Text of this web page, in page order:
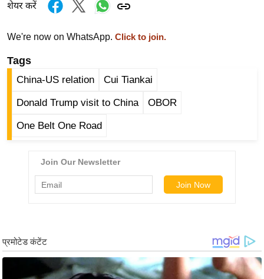
य
यं
ग
डि
या
ऑ
टो
शेयर करें
We're now on WhatsApp. Click to join.
Tags
China-US relation Cui Tiankai
Donald Trump visit to China OBOR
One Belt One Road